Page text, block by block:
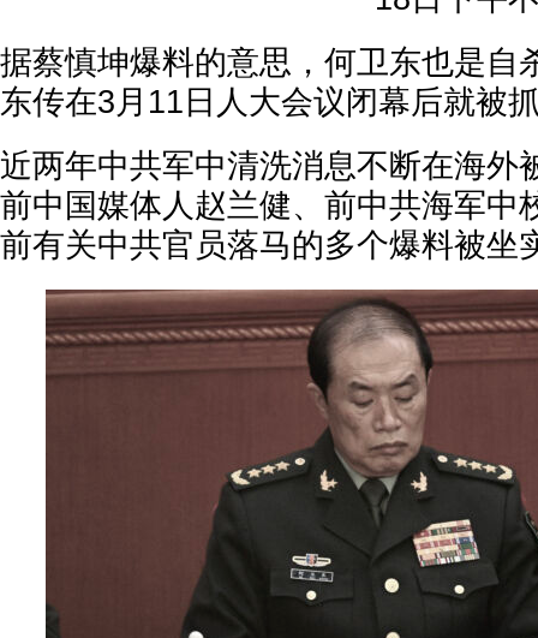
据蔡慎坤爆料的意思，何卫东也是自
东传在3月11日人大会议闭幕后就被
近两年中共军中清洗消息不断在海外
前中国媒体人赵兰健、前中共海军中
前有关中共官员落马的多个爆料被坐